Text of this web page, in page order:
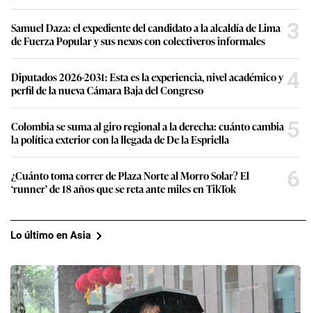
Samuel Daza: el expediente del candidato a la alcaldía de Lima
de Fuerza Popular y sus nexos con colectiveros informales
3
Diputados 2026-2031: Esta es la experiencia, nivel académico y
perfil de la nueva Cámara Baja del Congreso
4
Colombia se suma al giro regional a la derecha: cuánto cambia
la política exterior con la llegada de De la Espriella
5
¿Cuánto toma correr de Plaza Norte al Morro Solar? El
‘runner’ de 18 años que se reta ante miles en TikTok
6
Lo último en Asia